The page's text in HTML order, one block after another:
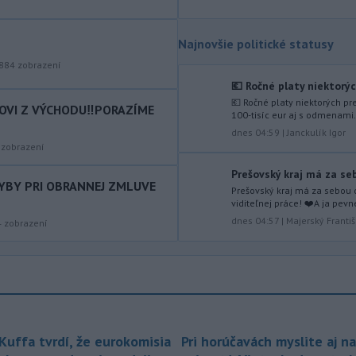
- Švajčiarska lyžiarka Lara
ukončiť svoju kariéru.
18:52
Pri výbuchu nastraženej
výbušniny v moskovskej reštaurácii
ruských vzdušných a kozmických síl
generála Alexandra Čajka.
Spojené štáty v stredu zrušili
pre jej údajné väzby na iránske
18:06
Vo štvrtok (6. 8.) má byť na
zobrazení
Z VÝCHODU‼️PORAZÍME
zobrazení
PRI OBRANNEJ ZMLUVE
zobrazení
Najnovšie politické statusy
💶 Ročné platy
💶 Ročné platy niektorých
100-tisíc eur aj s odmenami.
dnes 04:59 | Janckulík Igor
Prešovský kraj má za
Prešovský kraj má za
viditeľnej práce! ❤️ ​A ja
dnes 04:57 | Majerský
tvrdí, že eurokomisia
Pri horúčavách myslite aj na